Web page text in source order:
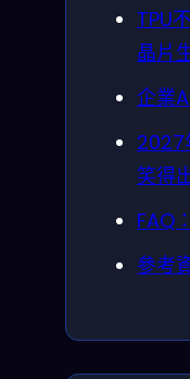
TPU
晶片
企業
2027
笑得
FAQ
參考